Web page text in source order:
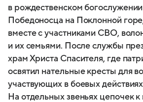
в рождественском
Победоносца на Поклонной
вместе с участниками СВО,
и их семьями. После службы
храм Христа Спасителя, где
освятил нательные кресты для
участвующих в боевых
На отдельных звеньях цепочек